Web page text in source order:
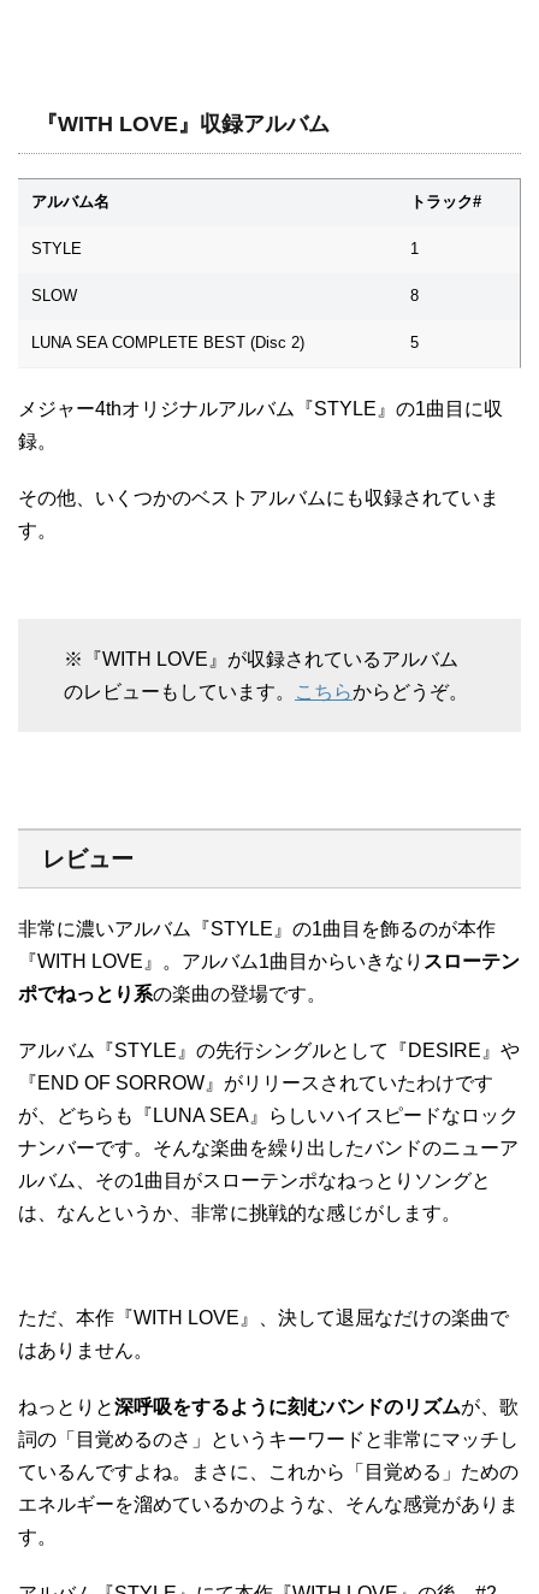
『WITH LOVE』収録アルバム
アルバム名 トラック#
STYLE 1
SLOW 8
LUNA SEA COMPLETE BEST (Disc 2) 5
メジャー4thオリジナルアルバム『STYLE』の1曲目に収
録。
その他、いくつかのベストアルバムにも収録されていま
す。
※『WITH LOVE』が収録されているアルバム
のレビューもしています。
こちらからどうぞ。
レビュー
非常に濃いアルバム『STYLE』の1曲目を飾るのが本作
『WITH LOVE』。アルバム1曲目からいきなり スローテン
ポでねっとり系の楽曲の登場です。
アルバム『STYLE』の先行シングルとして『DESIRE』や
『END OF SORROW』がリリースされていたわけです
が、どちらも『LUNA SEA』らしいハイスピードなロック
ナンバーです。そんな楽曲を繰り出したバンドのニューア
ルバム、その1曲目がスローテンポなねっとりソングと
は、なんというか、非常に挑戦的な感じがします。
ただ、本作『WITH LOVE』、決して退屈なだけの楽曲で
はありません。
ねっとりと深呼吸をするように刻むバンドのリズムが、歌
詞の「目覚めるのさ」というキーワードと非常にマッチし
ているんですよね。まさに、これから「目覚める」ための
エネルギーを溜めているかのような、そんな感覚がありま
す。